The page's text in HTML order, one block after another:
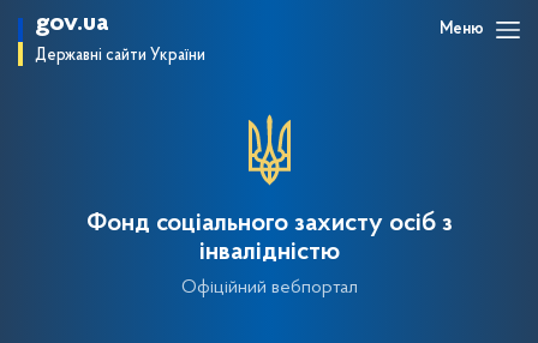
gov.ua
Державні сайти України
Меню
Фонд соціального захисту осіб з
інвалідністю
Офіційний вебпортал